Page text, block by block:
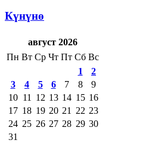
Күнүнө
август 2026
Пн Вт Ср Чт Пт Сб Вс
1
2
3
4 5 6 7 8
9
10 11 12 13 14 15 16
17 18 19 20 21 22 23
24 25 26 27 28 29 30
31